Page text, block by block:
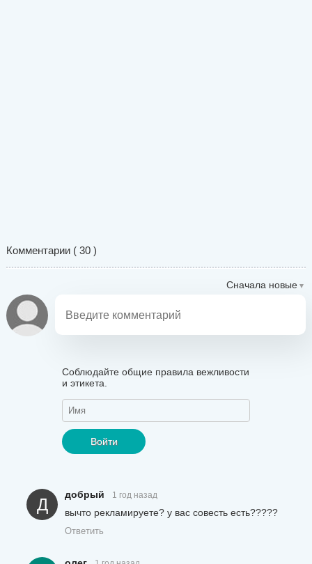
Комментарии (30 )
Сначала новые
Соблюдайте общие правила вежливости
и этикета.
Войти
Д
добрый 1 год назад
вычто рекламируете? у вас совесть есть?????
Ответить